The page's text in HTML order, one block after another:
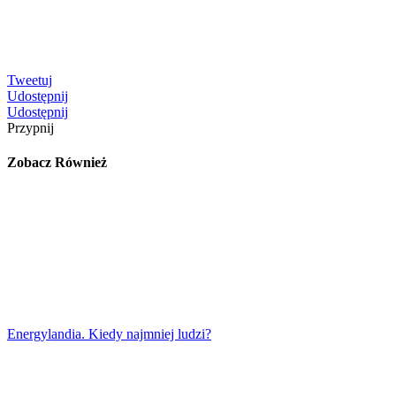
Tweetuj
Udostępnij
Udostępnij
Przypnij
Zobacz Również
Energylandia. Kiedy najmniej ludzi?